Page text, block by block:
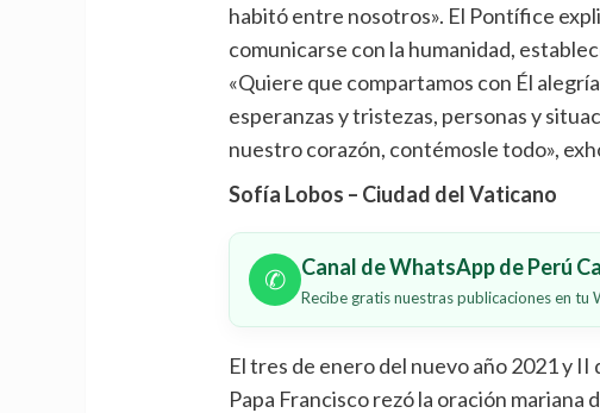
habitó entre nosotros». El Pontífice
comunicarse con la humanidad,
«Quiere que compartamos con Él
esperanzas y tristezas, personas y
nuestro corazón, contémosle todo»,
Sofía Lobos – Ciudad del Vaticano
✆ Canal de WhatsApp de Perú
Recibe gratis nuestras publicaciones en tu
El tres de enero del nuevo año 2021 y
Papa Francisco rezó la oración mariana